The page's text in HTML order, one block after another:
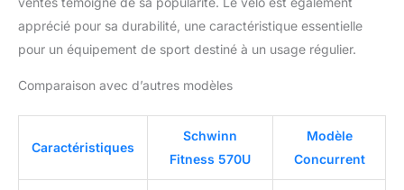
apprécié pour sa durabilité, une caractéristique essentielle
pour un équipement de sport destiné à un usage régulier.
Comparaison avec d’autres modèles
Caractéristiques
Schwinn
Fitness 570U
Modèle
Concurrent